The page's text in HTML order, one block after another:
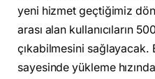
yeni hizmet geçtiğimiz
arası alan kullanıcıların
çıkabilmesini sağlayacak.
sayesinde yükleme